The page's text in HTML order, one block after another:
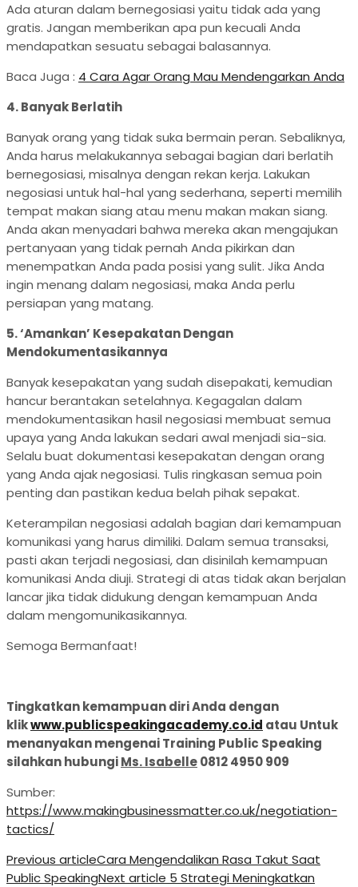
Ada aturan dalam bernegosiasi yaitu tidak ada yang
gratis. Jangan memberikan apa pun kecuali Anda
mendapatkan sesuatu sebagai balasannya.
Baca Juga : 4 Cara Agar Orang Mau Mendengarkan Anda
4. Banyak Berlatih
Banyak orang yang tidak suka bermain peran. Sebaliknya,
Anda harus melakukannya sebagai bagian dari berlatih
bernegosiasi, misalnya dengan rekan kerja. Lakukan
negosiasi untuk hal-hal yang sederhana, seperti memilih
tempat makan siang atau menu makan makan siang.
Anda akan menyadari bahwa mereka akan mengajukan
pertanyaan yang tidak pernah Anda pikirkan dan
menempatkan Anda pada posisi yang sulit. Jika Anda
ingin menang dalam negosiasi, maka Anda perlu
persiapan yang matang.
5. ‘Amankan’ KesepakatanDengan
Mendokumentasikannya
Banyak kesepakatan yang sudah disepakati, kemudian
hancur berantakan setelahnya. Kegagalan dalam
mendokumentasikan hasil negosiasi membuat semua
upaya yang Anda lakukan sedari awal menjadi sia-sia.
Selalu buat dokumentasi kesepakatan dengan orang
yang Anda ajak negosiasi. Tulis ringkasan semua poin
penting dan pastikan kedua belah pihak sepakat.
Keterampilan negosiasi adalah bagian dari kemampuan
komunikasi yang harus dimiliki. Dalam semua transaksi,
pasti akan terjadi negosiasi, dan disinilah kemampuan
komunikasi Anda diuji. Strategi di atas tidak akan berjalan
lancar jika tidak didukung dengan kemampuan Anda
dalam mengomunikasikannya.
Semoga Bermanfaat!
Tingkatkan kemampuan diri Anda dengan
klikwww.publicspeakingacademy.co.id atau Untuk
menanyakan mengenai Training Public Speaking
silahkan hubungiMs. Isabelle0812 4950 909
Sumber:
https://www.makingbusinessmatter.co.uk/negotiation-
tactics/
Previous articleCara Mengendalikan Rasa Takut Saat
Public SpeakingNext article 5 Strategi Meningkatkan